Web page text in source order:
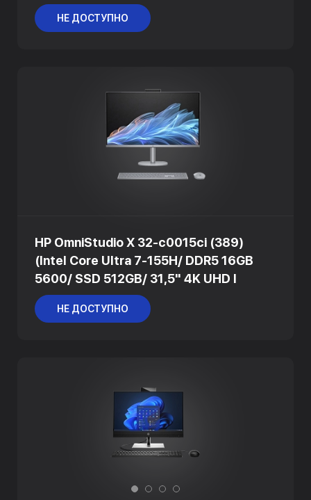
НЕ ДОСТУПНО
HP OmniStudio X 32-c0015ci (389)
(Intel Core Ultra 7-155H/ DDR5 16GB
5600/ SSD 512GB/ 31,5" 4K UHD I
НЕ ДОСТУПНО